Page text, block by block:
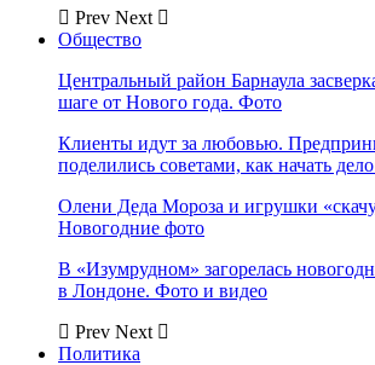
Prev Next
Общество
Центральный район Барнаула
шаге от Нового года. Фото
Клиенты идут за любовью.
поделились советами, как начать
Олени Деда Мороза и игрушки
Новогодние фото
В «Изумрудном» загорелась
в Лондоне. Фото и видео
Prev Next
Политика